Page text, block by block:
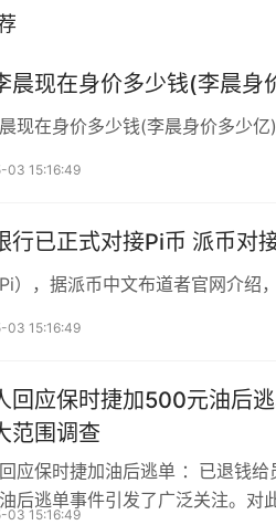
晨现在身价多少钱(李晨身
现在身价多少钱(李晨身价多少亿)
03 15:16:49
行已正式对接Pi币 派币对
），据派币中文布道者官网介绍
03 15:16:49
回应保时捷加500元油后
范围调查
应保时捷加油后逃单 ：已退钱
后逃单事件引发了广泛关注。对
03 15:16:49